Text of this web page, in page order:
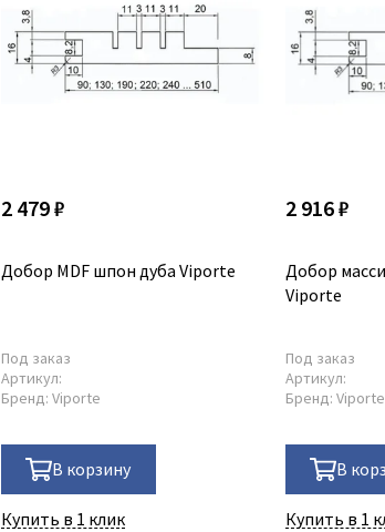
2 479 ₽
Добор MDF шпон дуба Viporte
Под заказ
Артикул:
Бренд: Viporte
В корзину
Купить в 1 клик
2 916 ₽
Добор
Viporte
Под заказ
Артикул:
Бренд: Viporte
В
Купить в 1